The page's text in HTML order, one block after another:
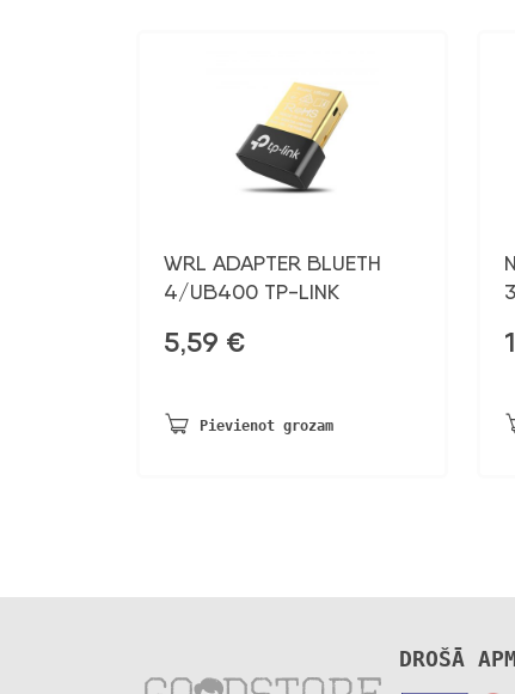
WRL ADAPTER BLUETH
4/UB400 TP-LINK
5,59 €
Pievienot grozam
DROŠĀ